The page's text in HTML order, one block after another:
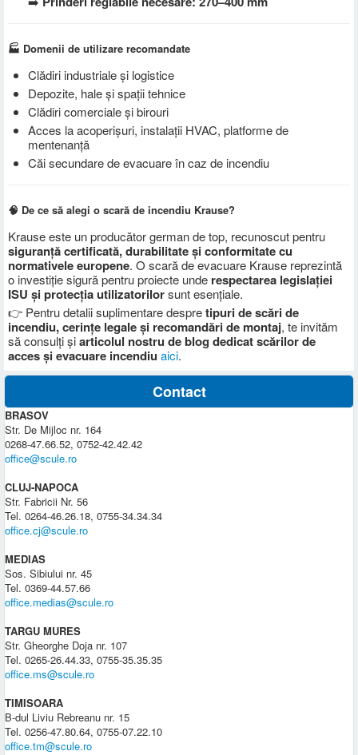
🏭 Domenii de utilizare recomandate
Clădiri industriale și logistice
Depozite, hale și spații tehnice
Clădiri comerciale și birouri
Acces la acoperișuri, instalații HVAC, platforme de
mentenanță
Căi secundare de evacuare în caz de incendiu
🧠 De ce să alegi o scară de incendiu Krause?
Krause este un producător german de top, recunoscut pentru
siguranță certificată, durabilitate și conformitate cu
normativele europene. O scară de evacuare Krause reprezintă
o investiție sigură pentru proiecte unde respectarea legislației
ISU și protecția utilizatorilorsunt esențiale.
👉 Pentru detalii suplimentare despretipuri de scări de
incendiu, cerințe legale și recomandări de montaj, te invităm
să consulți șiarticolul nostru de blog dedicat scărilor de
acces și evacuare incendiu aici.
Contact
BRASOV
Str. De Mijloc nr. 164
0268-47.66.52, 0752-42.42.42
office@scule.ro
CLUJ-NAPOCA
Str. Fabricii Nr. 56
Tel. 0264-46.26.18, 0755-34.34.34
office.cj@scule.ro
MEDIAS
Sos. Sibiului nr. 45
Tel. 0369-44.57.66
office.medias@scule.ro
TARGU MURES
Str. Gheorghe Doja nr. 107
Tel. 0265-26.44.33, 0755-35.35.35
office.ms@scule.ro
TIMISOARA
B-dul Liviu Rebreanu nr. 15
Tel. 0256-47.80.64, 0755-07.22.10
office.tm@scule.ro